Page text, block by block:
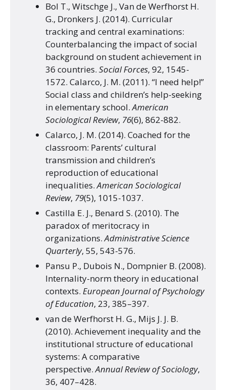
Bol T., Witschge J., Van de Werfhorst H.
G., Dronkers J. (2014). Curricular
tracking and central examinations:
Counterbalancing the impact of social
background on student achievement in
36 countries. Social Forces, 92, 1545-
1572. Calarco, J. M. (2011). “I need help!”
Social class and children’s help-seeking
in elementary school.American
Sociological Review, 76(6), 862-882.
Calarco, J. M. (2014). Coached for the
classroom: Parents’ cultural
transmission and children’s
reproduction of educational
inequalities.American Sociological
Review, 79(5), 1015-1037.
Castilla E. J., Benard S. (2010). The
paradox of meritocracy in
organizations.Administrative Science
Quarterly, 55, 543-576.
Pansu P., Dubois N., Dompnier B. (2008).
Internality-norm theory in educational
contexts. European Journal of Psychology
of Education, 23, 385–397.
van de Werfhorst H. G., Mijs J. J. B.
(2010). Achievement inequality and the
institutional structure of educational
systems: A comparative
perspective.Annual Review of Sociology,
36, 407–428.